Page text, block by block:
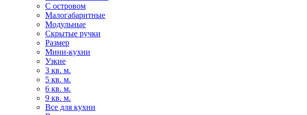
С островом
Малогабаритные
Модульные
Скрытые ручки
Размер
Мини-кухни
Узкие
3 кв. м.
5 кв. м.
6 кв. м.
9 кв. м.
Все для кухни